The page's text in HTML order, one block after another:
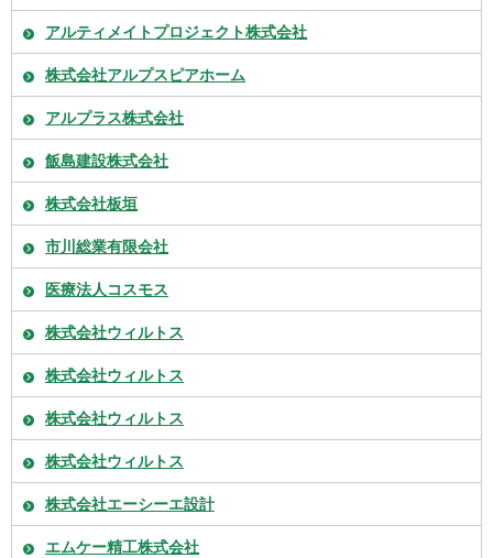
アルティメイトプロジェクト株式会社
株式会社アルプスピアホーム
アルプラス株式会社
飯島建設株式会社
株式会社板垣
市川総業有限会社
医療法人コスモス
株式会社ウィルトス
株式会社ウィルトス
株式会社ウィルトス
株式会社ウィルトス
株式会社エーシーエ設計
エムケー精工株式会社